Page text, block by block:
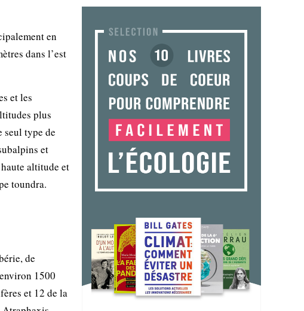
en
dans l’est
et les
plus
seul type de
et
altitude et
toundra.
de
1500
et 12 de la